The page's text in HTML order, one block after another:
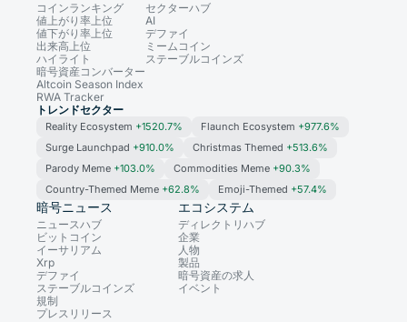
コインランキング
値上がり率上位
値下がり率上位
出来高上位
ハイライト
暗号資産コンバーター
Altcoin Season Index
RWA Tracker
セクターハブ
AI
デファイ
ミームコイン
ステーブルコインズ
トレンドセクター
Reality Ecosystem +1520.7% Flaunch Ecosystem +977.6%
Surge Launchpad +910.0% Christmas Themed +513.6%
Parody Meme +103.0% Commodities Meme +90.3%
Country-Themed Meme +62.8% Emoji-Themed +57.4%
暗号ニュース
ニュースハブ
ビットコイン
イーサリアム
Xrp
デファイ
ステーブルコインズ
規制
プレスリリース
エコシステム
ディレクトリハブ
企業
人物
製品
暗号資産の求人
イベント